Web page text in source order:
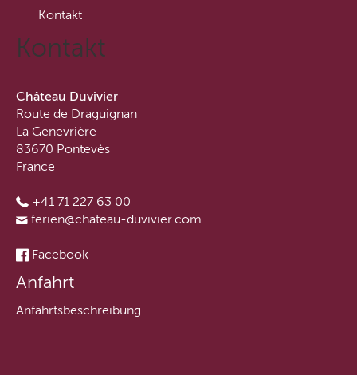
Kontakt
Kontakt
Château Duvivier
Route de Draguignan
La Genevrière
83670 Pontevès
France
+41 71 227 63 00
ferien@chateau-duvivier.com
Facebook
Anfahrt
Anfahrtsbeschreibung